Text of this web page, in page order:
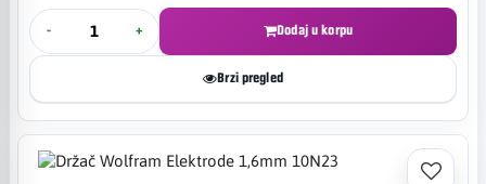
- + Dodaj u korpu
Brzi pregled